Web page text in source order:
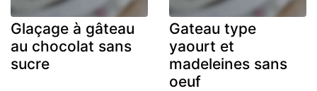
Glaçage à gâteau
au chocolat sans
sucre
Gateau type
yaourt et
madeleines sans
oeuf